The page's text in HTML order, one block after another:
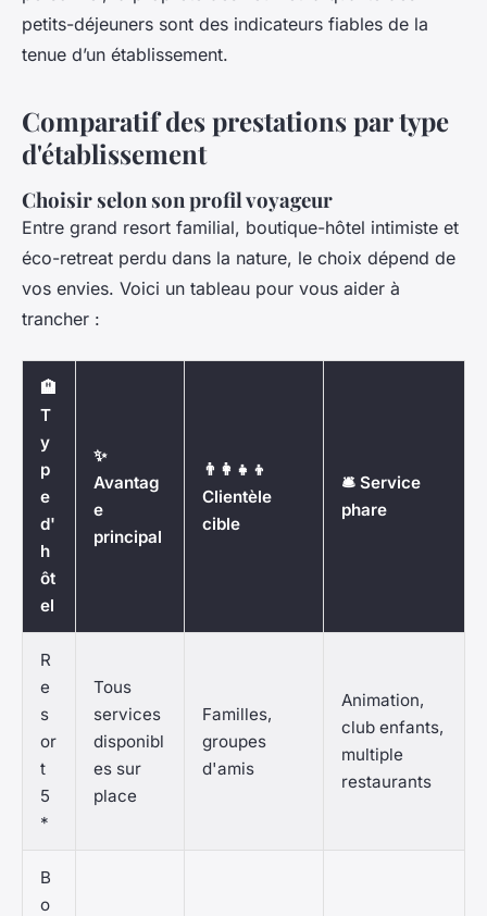
petits-déjeuners sont des indicateurs fiables de la
tenue d’un établissement.
Comparatif des prestations par type
d'établissement
Choisir selon son profil voyageur
Entre grand resort familial, boutique-hôtel intimiste et
éco-retreat perdu dans la nature, le choix dépend de
vos envies. Voici un tableau pour vous aider à
trancher :
🏨
T
y
p
e
d'
h
ôt
el
✨
Avantag
e
principal
👨‍👩‍👧‍👦
Clientèle
cible
🛎️ Service
phare
R
e
s
or
t
5
*
Tous
services
disponibl
es sur
place
Familles,
groupes
d'amis
Animation,
club enfants,
multiple
restaurants
B
o